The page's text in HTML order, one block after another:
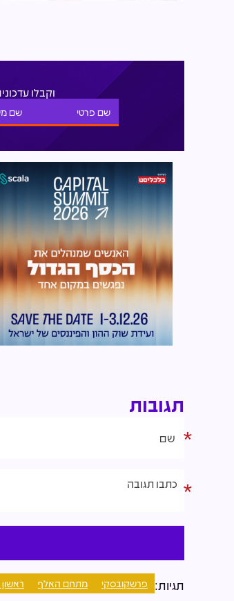
וקבלו
תגובות
תגיות: פרשקובסקי מתחם האלף ראשון